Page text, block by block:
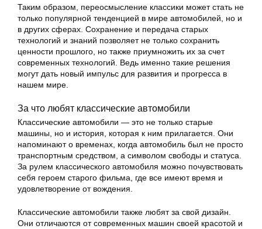
Таким образом, переосмысление классики может стать не
только популярной тенденцией в мире автомобилей, но и
в других сферах. Сохранение и передача старых
технологий и знаний позволяет не только сохранить
ценности прошлого, но также приумножить их за счет
современных технологий. Ведь именно такие решения
могут дать новый импульс для развития и прогресса в
нашем мире.
За что любят классические автомобили
Классические автомобили — это не только старые
машины, но и история, которая к ним прилагается. Они
напоминают о временах, когда автомобиль был не просто
транспортным средством, а символом свободы и статуса.
За рулем классического автомобиля можно почувствовать
себя героем старого фильма, где все имеют время и
удовлетворение от вождения.
Классические автомобили также любят за свой дизайн.
Они отличаются от современных машин своей красотой и